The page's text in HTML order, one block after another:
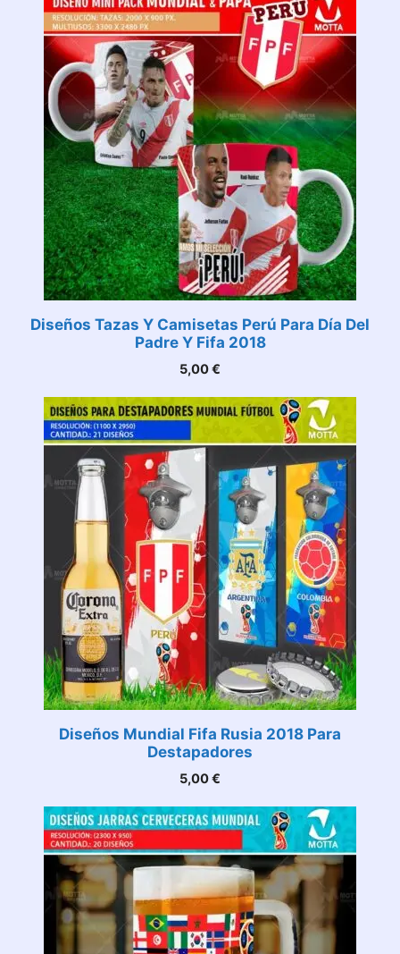
Diseños Tazas Y Camisetas Perú Para Día Del
Padre Y Fifa 2018
5,00€
Diseños Mundial Fifa Rusia 2018 Para
Destapadores
5,00€